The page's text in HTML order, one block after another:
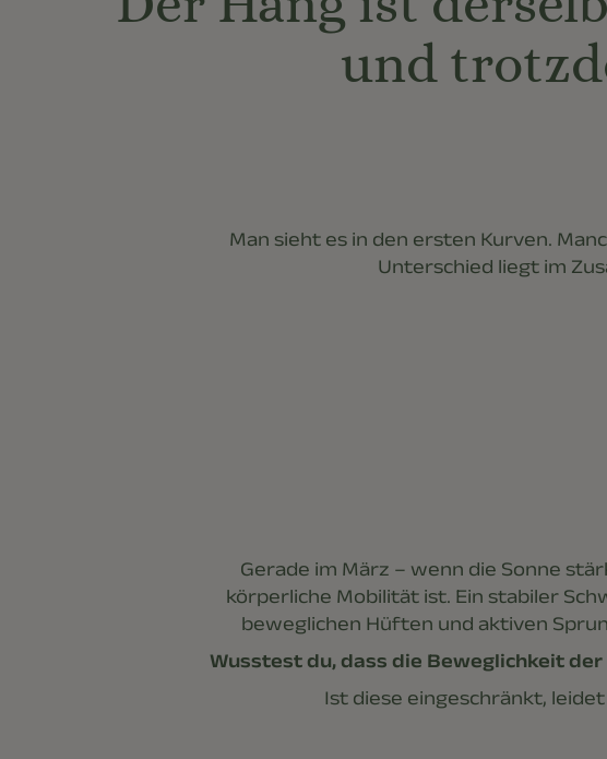
und
Man sieht es in den ersten Kurven.
Unterschied liegt im
Gerade im März – wenn die Sonne
körperliche Mobilität ist. Ein stabiler
beweglichen Hüften und aktiven
Wusstest du, dass die Beweglichkeit
Ist diese eingeschränkt,